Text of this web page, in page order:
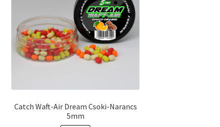
Catch Waft-Air Dream Csoki-Narancs
5mm